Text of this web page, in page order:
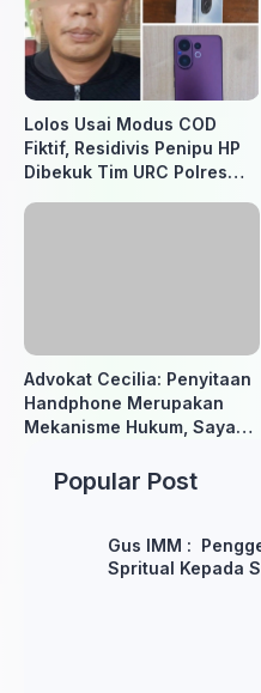
Lolos Usai Modus COD
Fiktif, Residivis Penipu HP
Dibekuk Tim URC Polres
Advokat Cecilia: Penyitaan
Handphone Merupakan
Mekanisme Hukum, Saya
Diminta Penyidik dan Tidak
perlu takut
Popular Post
Gus IMM :
Spritual Kepada